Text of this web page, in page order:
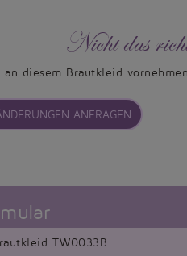
Nicht das
an diesem Brautkleid
ANFRAGEN
TW0033B